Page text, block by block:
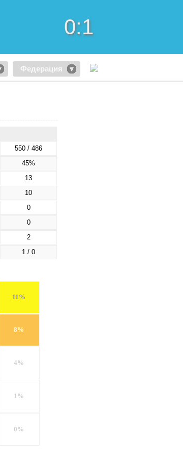
0:1
Федерация
550 / 486
45%
13
10
0
0
2
1 / 0
11%
8%
4%
1%
0%